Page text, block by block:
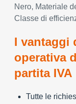
Nero, Materiale
Classe di
I vantaggi
operativa
partita IVA
Tutte le